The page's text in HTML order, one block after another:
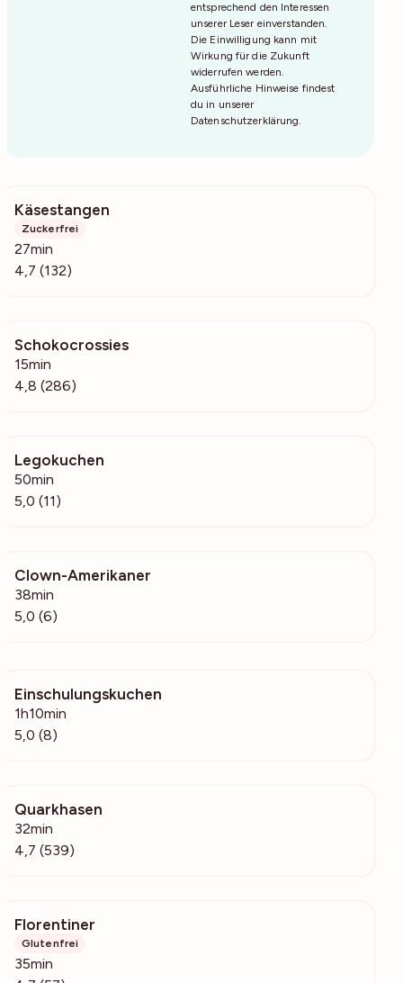
entsprechend den Interessen
unserer Leser einverstanden.
Die Einwilligung kann mit
Wirkung für die Zukunft
widerrufen werden.
Ausführliche Hinweise findest
du in unserer
Datenschutzerklärung.
Käsestangen
Zuckerfrei
27min
4,7 (132)
Schokocrossies
15min
4,8 (286)
Legokuchen
50min
5,0 (11)
Clown-Amerikaner
38min
5,0 (6)
Einschulungskuchen
1h10min
5,0 (8)
Quarkhasen
32min
4,7 (539)
Florentiner
Glutenfrei
35min